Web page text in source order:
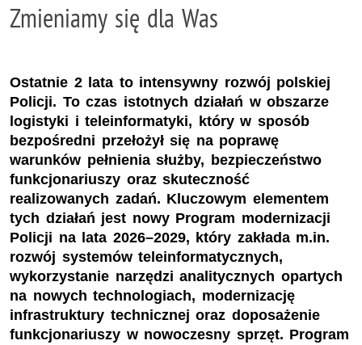
Zmieniamy się dla Was
Ostatnie 2 lata to intensywny rozwój polskiej
Policji. To czas istotnych działań w obszarze
logistyki i teleinformatyki, który w sposób
bezpośredni przełożył się na poprawę
warunków pełnienia służby, bezpieczeństwo
funkcjonariuszy oraz skuteczność
realizowanych zadań. Kluczowym elementem
tych działań jest nowy Program modernizacji
Policji na lata 2026–2029, który zakłada m.in.
rozwój systemów teleinformatycznych,
wykorzystanie narzędzi analitycznych opartych
na nowych technologiach, modernizację
infrastruktury technicznej oraz doposażenie
funkcjonariuszy w nowoczesny sprzęt. Program